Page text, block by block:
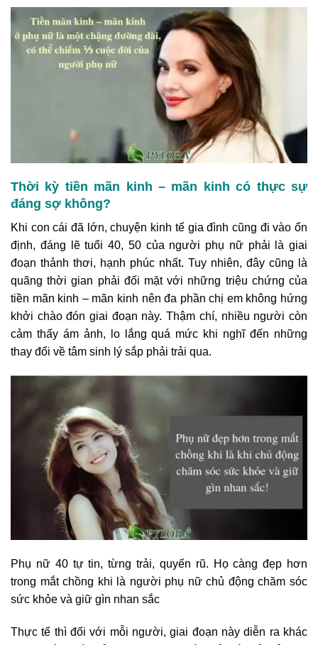
Thời kỳ tiền mãn kinh – mãn kinh có thực sự
đáng sợ không?
Khi con cái đã lớn, chuyện kinh tế gia đình cũng đi vào ổn
định, đáng lẽ tuổi 40, 50 của người phụ nữ phải là giai
đoạn thảnh thơi, hạnh phúc nhất. Tuy nhiên, đây cũng là
quãng thời gian phải đối mặt với những triệu chứng của
tiền mãn kinh – mãn kinh nên đa phần chị em không hứng
khởi chào đón giai đoạn này. Thậm chí, nhiều người còn
cảm thấy ám ảnh, lo lắng quá mức khi nghĩ đến những
thay đổi về tâm sinh lý sắp phải trải qua.
Phụ nữ 40 tự tin, từng trải, quyến rũ. Họ càng đẹp hơn
trong mắt chồng khi là người phụ nữ chủ động chăm sóc
sức khỏe và giữ gìn nhan sắc
Thực tế thì đối với mỗi người, giai đoạn này diễn ra khác